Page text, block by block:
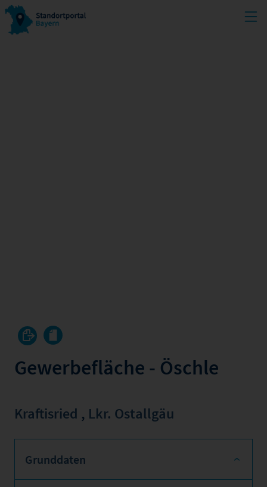
Gewerbefläche - Öschle
Kraftisried , Lkr. Ostallgäu
Grunddaten